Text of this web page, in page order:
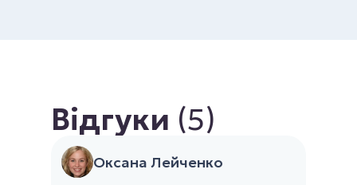
Відгуки (5)
Оксана Лейченко